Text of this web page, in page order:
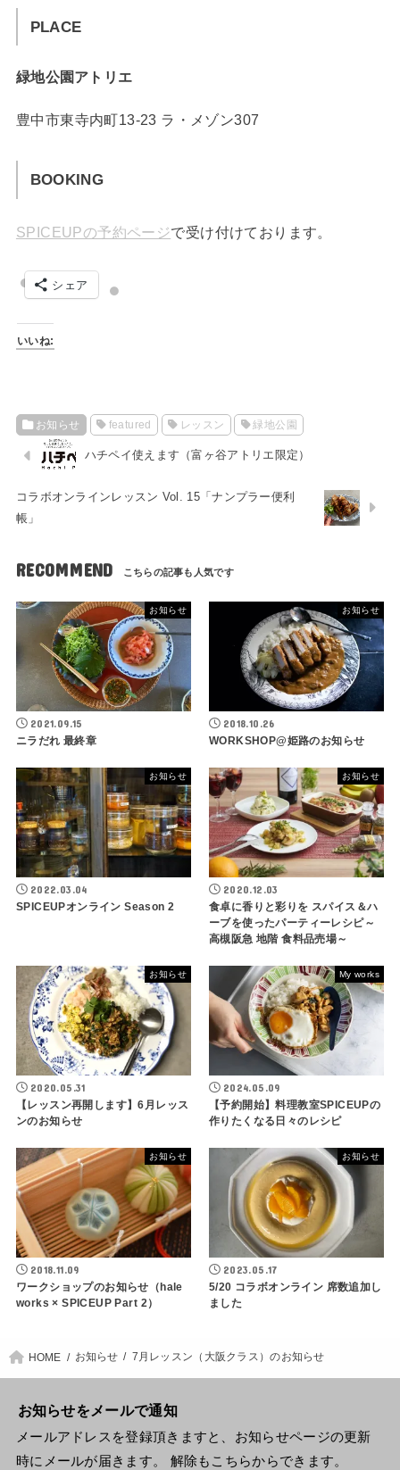
PLACE
緑地公園アトリエ
豊中市東寺内町13-23 ラ・メゾン307
BOOKING
SPICEUPの予約ページで受け付けております。
シェア
いいね:
お知らせ featured レッスン 緑地公園
ハチペイ使えます（富ヶ谷アトリエ限定）
コラボオンラインレッスン Vol. 15「ナンプラー便利
帳」
RECOMMEND
お知らせ
2021.09.15
ニラだれ 最終章
お知らせ
2018.10.26
WORKSHOP@姫路のお知らせ
お知らせ
2022.03.04
SPICEUPオンライン Season 2
お知らせ
2020.12.03
食卓に香りと彩りを スパイス＆ハ
ーブを使ったパーティーレシピ～
高槻阪急 地階 食料品売場～
お知らせ
2020.05.31
【レッスン再開します】6月レッス
ンのお知らせ
My works
2024.05.09
【予約開始】料理教室SPICEUPの
作りたくなる日々のレシピ
お知らせ
2018.11.09
ワークショップのお知らせ（hale
works × SPICEUP Part 2）
お知らせ
2023.05.17
5/20 コラボオンライン 席数追加し
ました
HOME お知らせ 7月レッスン（大阪クラス）のお知らせ
お知らせをメールで通知
メールアドレスを登録頂きますと、お知らせページの更新
時にメールが届きます。 解除もこちらからできます。